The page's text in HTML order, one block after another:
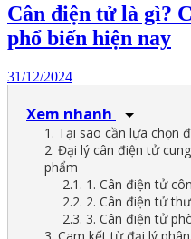
Cân điện tử là gì?
phổ biến hiện nay
31/12/2024
Xem nhanh
1. Tại sao cần lựa chọn
2. Đại lý cân điện tử
phẩm
2.1. 1. Cân điện tử
2.2. 2. Cân điện tử
2.3. 3. Cân điện tử